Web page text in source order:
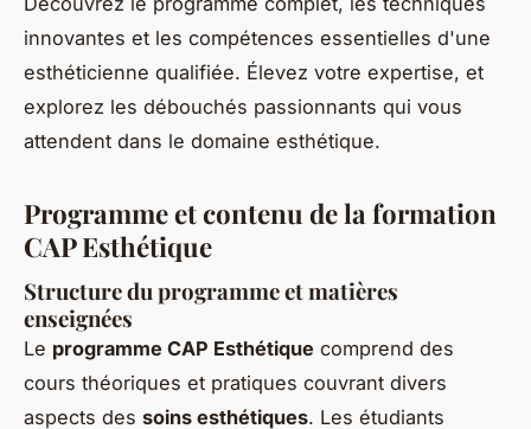
innovantes et les compétences essentielles d'une
esthéticienne qualifiée. Élevez votre expertise, et
explorez les débouchés passionnants qui vous
attendent dans le domaine esthétique.
Programme et contenu de la formation
CAP Esthétique
Structure du programme et matières
enseignées
Le programme CAP Esthétique comprend des
cours théoriques et pratiques couvrant divers
aspects des soins esthétiques. Les étudiants